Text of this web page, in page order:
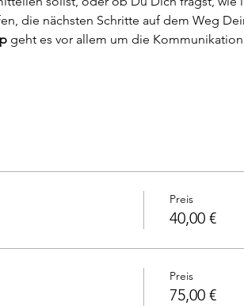
die nächsten Schritte auf dem Weg
geht es vor allem um die
Preis
40,00 €
Preis
75,00 €